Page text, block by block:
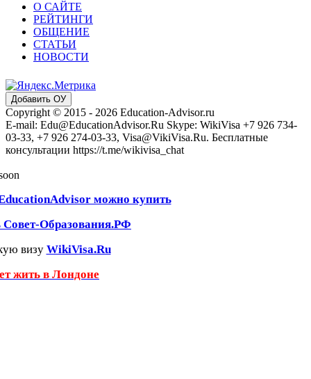
О САЙТЕ
РЕЙТИНГИ
ОБЩЕНИЕ
СТАТЬИ
НОВОСТИ
Добавить ОУ
Copyright © 2015 - 2026 Education-Advisor.ru
E-mail: Edu@EducationAdvisor.Ru Skype: WikiVisa +7 926 734-
03-33, +7 926 274-03-33, Visa@VikiVisa.Ru. Бесплатные
консультации https://t.me/wikivisa_chat
можно купить
Совет-Образования.РФ
визу WikiVisa.Ru
жить в Лондоне